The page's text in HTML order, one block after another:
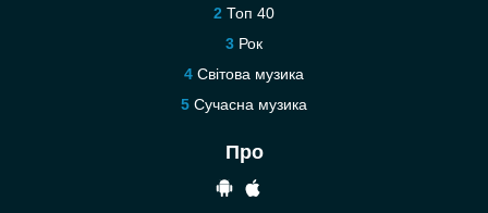
Топ 40
Рок
Світова музика
Сучасна музика
Про